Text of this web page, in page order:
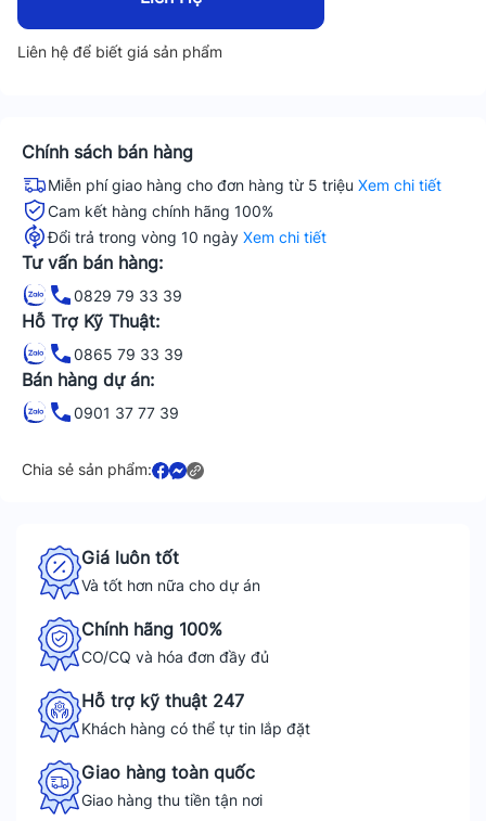
Liên hệ để biết giá sản phẩm
Chính sách bán hàng
Miễn phí giao hàng cho đơn hàng từ 5 triệu Xem chi tiết
Cam kết hàng chính hãng 100%
Đổi trả trong vòng 10 ngày Xem chi tiết
Tư vấn bán hàng:
0829 79 33 39
Hỗ Trợ Kỹ Thuật:
0865 79 33 39
Bán hàng dự án:
0901 37 77 39
Chia sẻ sản phẩm:
Giá luôn tốt
Và tốt hơn nữa cho dự án
Chính hãng 100%
CO/CQ và hóa đơn đầy đủ
Hỗ trợ kỹ thuật 247
Khách hàng có thể tự tin lắp đặt
Giao hàng toàn quốc
Giao hàng thu tiền tận nơi